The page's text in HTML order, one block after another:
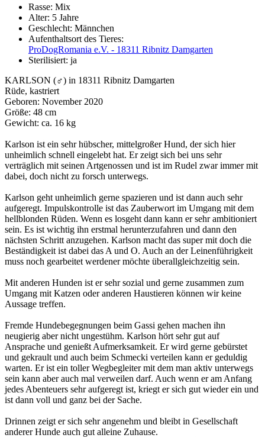
Rasse: Mix
Alter: 5 Jahre
Geschlecht: Männchen
Aufenthaltsort des Tieres:
ProDogRomania e.V. - 18311 Ribnitz Damgarten
Sterilisiert: ja
KARLSON (♂) in 18311 Ribnitz Damgarten
Rüde, kastriert
Geboren: November 2020
Größe: 48 cm
Gewicht: ca. 16 kg
Karlson ist ein sehr hübscher, mittelgroßer Hund, der sich hier
unheimlich schnell eingelebt hat. Er zeigt sich bei uns sehr
verträglich mit seinen Artgenossen und ist im Rudel zwar immer mit
dabei, doch nicht zu forsch unterwegs.
Karlson geht unheimlich gerne spazieren und ist dann auch sehr
aufgeregt. Impulskontrolle ist das Zauberwort im Umgang mit dem
hellblonden Rüden. Wenn es losgeht dann kann er sehr ambitioniert
sein. Es ist wichtig ihn erstmal herunterzufahren und dann den
nächsten Schritt anzugehen. Karlson macht das super mit doch die
Beständigkeit ist dabei das A und O. Auch an der Leinenführigkeit
muss noch gearbeitet werdener möchte überallgleichzeitig sein.
Mit anderen Hunden ist er sehr sozial und gerne zusammen zum
Umgang mit Katzen oder anderen Haustieren können wir keine
Aussage treffen.
Fremde Hundebegegnungen beim Gassi gehen machen ihn
neugierig aber nicht ungestühm. Karlson hört sehr gut auf
Ansprache und genießt Aufmerksamkeit. Er wird gerne gebürstet
und gekrault und auch beim Schmecki verteilen kann er geduldig
warten. Er ist ein toller Wegbegleiter mit dem man aktiv unterwegs
sein kann aber auch mal verweilen darf. Auch wenn er am Anfang
jedes Abenteuers sehr aufgeregt ist, kriegt er sich gut wieder ein und
ist dann voll und ganz bei der Sache.
Drinnen zeigt er sich sehr angenehm und bleibt in Gesellschaft
anderer Hunde auch gut alleine Zuhause.